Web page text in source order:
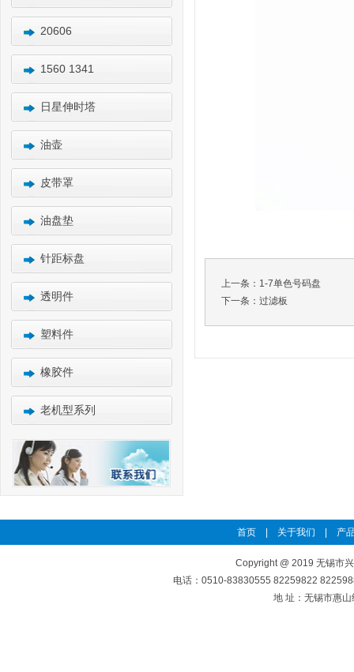
20606
1560 1341
日星伸时塔
油壶
皮带罩
油盘垫
针距标盘
透明件
塑料件
橡胶件
老机型系列
上一条： 1-7单色号码盘
下一条： 过滤板
首页 关于我们 产
Copyright @ 2019 无锡市
电话：0510-83830555 82259822
地 址：无锡市惠